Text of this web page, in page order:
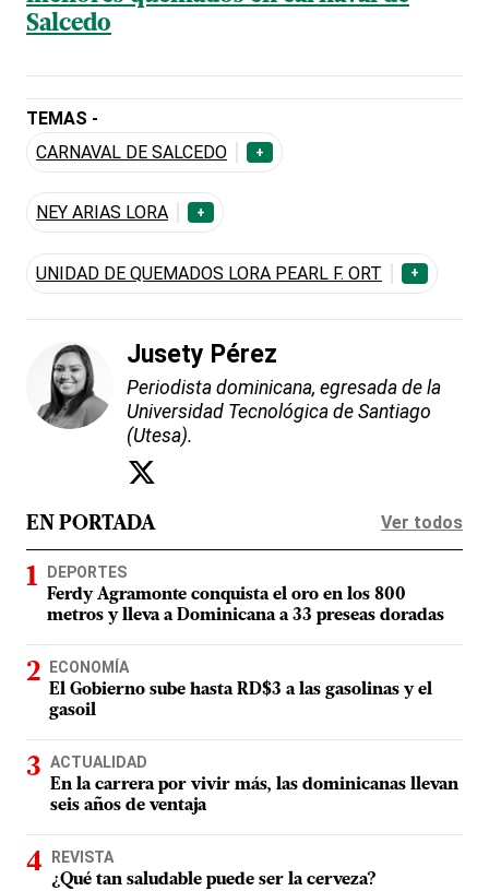
Salcedo
TEMAS -
CARNAVAL DE SALCEDO
+
NEY ARIAS LORA +
UNIDAD DE QUEMADOS LORA PEARL F. ORT +
Jusety Pérez
Periodista dominicana, egresada de la
Universidad Tecnológica de Santiago
(Utesa).
EN PORTADA Ver todos
DEPORTES
Ferdy Agramonte conquista el oro en los 800
metros y lleva a Dominicana a 33 preseas doradas
ECONOMÍA
El Gobierno sube hasta RD$3 a las gasolinas y el
gasoil
ACTUALIDAD
En la carrera por vivir más, las dominicanas llevan
seis años de ventaja
REVISTA
¿Qué tan saludable puede ser la cerveza?